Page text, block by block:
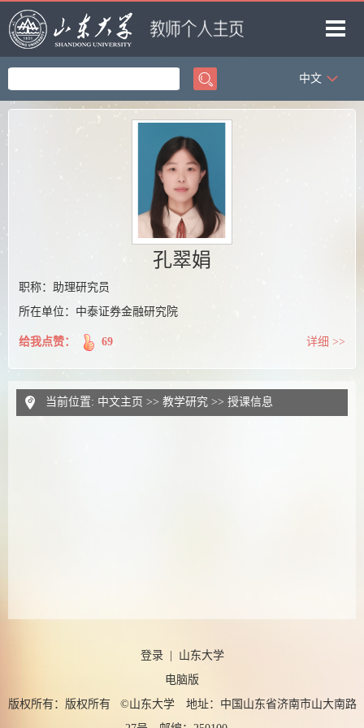
首页
中文
孔翠娟
职称：助理研究员
所在单位：中泰证券金融研究院
给我点赞： 69 详细 >>
当前位置: 中文主页 >> 教学研究 >> 授课信息
登录| 山东大学
电脑版
版权所有：版权所有 ©山东大学 地址：中国山东省济南市山大南路